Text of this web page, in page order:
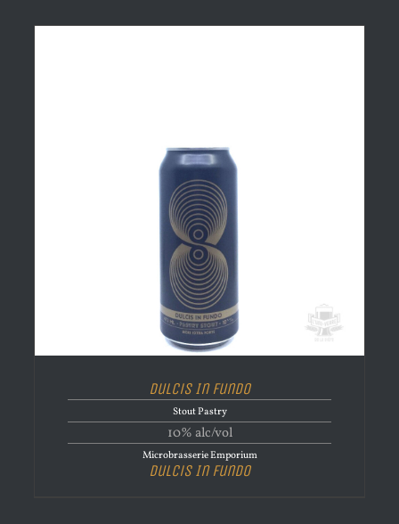
Dulcis In Fundo
Stout Pastry
10% alc/vol
Microbrasserie Emporium
Dulcis In Fundo